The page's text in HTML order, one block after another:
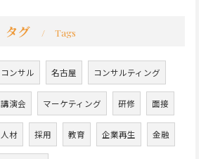
タグ Tags
コンサル 名古屋 コンサルティング
講演会 マーケティング 研修 面接
人材 採用 教育 企業再生 金融